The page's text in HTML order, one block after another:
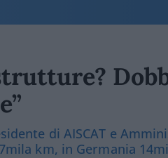
di AISCAT e
km, in Germania